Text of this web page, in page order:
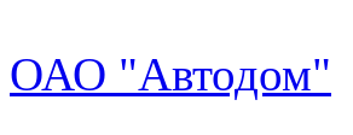
ОАО "Автодом"